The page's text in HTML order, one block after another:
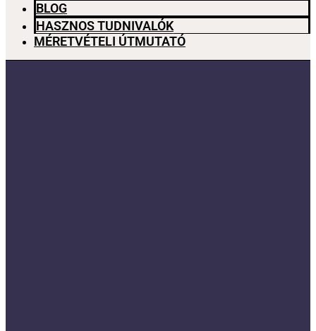
BLOG
HASZNOS TUDNIVALÓK
MÉRETVÉTELI ÚTMUTATÓ